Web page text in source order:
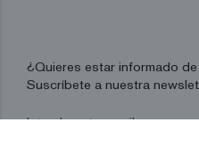
¿Quieres estar informado
Suscríbete a nuestra